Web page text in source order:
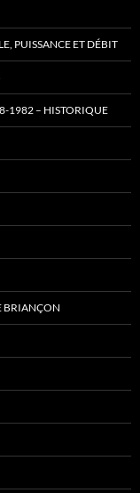
PUISSANCE ET DÉBIT
1982 – HISTORIQUE
BRIANÇON